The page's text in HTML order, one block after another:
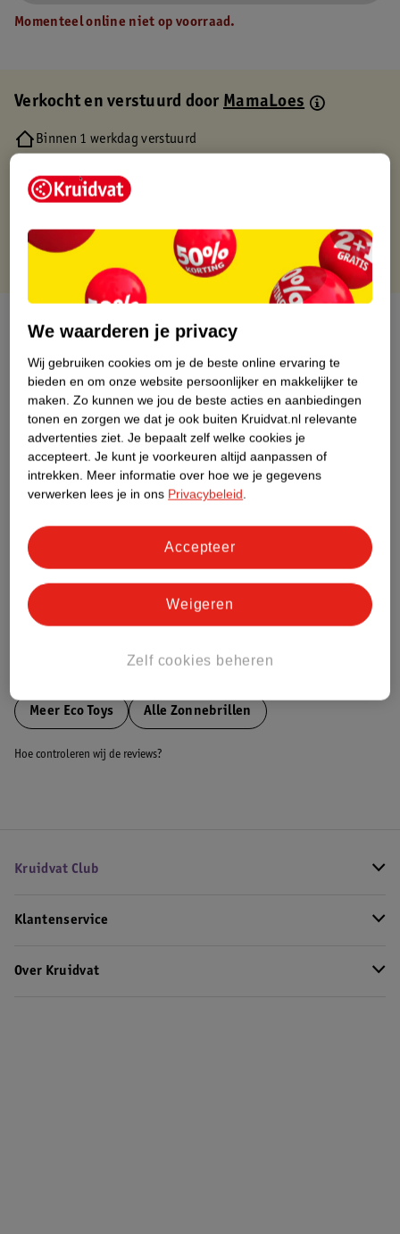
Momenteel online niet op voorraad.
Verkocht en verstuurd doorMamaLoes
Binnen 1 werkdag verstuurd
Gratis retourneren via verkooppartner.
Gratis punten met je Kruidvat kaart
Over dit product
Productinformatie
Etiketinformatie
Nature Impact Score
Dit product heeft (nog) geen Nature
Bestel & Bezorginformatie
Meer Eco Toys Alle Zonnebrillen
Hoe controleren wij de reviews?
Kruidvat Club
Klantenservice
Over Kruidvat
We waarderen je privacy
Wij gebruiken cookies om je de beste online ervaring te
bieden en om onze website persoonlijker en makkelijker te
maken. Zo kunnen we jou de beste acties en aanbiedingen
tonen en zorgen we dat je ook buiten Kruidvat.nl relevante
advertenties ziet. Je bepaalt zelf welke cookies je
accepteert. Je kunt je voorkeuren altijd aanpassen of
intrekken. Meer informatie over hoe we je gegevens
verwerken lees je in ons Privacybeleid.
Zelf cookies beheren
Weigeren
Accepteer